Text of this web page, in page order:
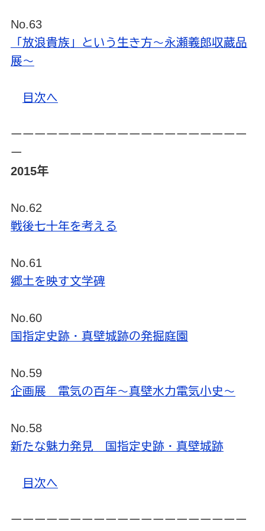
No.63
「放浪貴族」という生き方～永瀬義郎収蔵品
展～
目次へ
ーーーーーーーーーーーーーーーーーーーー
ー
2015年
No.62
戦後七十年を考える
No.61
郷土を映す文学碑
No.60
国指定史跡・真壁城跡の発掘庭園
No.59
企画展 電気の百年～真壁水力電気小史～
No.58
新たな魅力発見 国指定史跡・真壁城跡
目次へ
ーーーーーーーーーーーーーーーーーーーー